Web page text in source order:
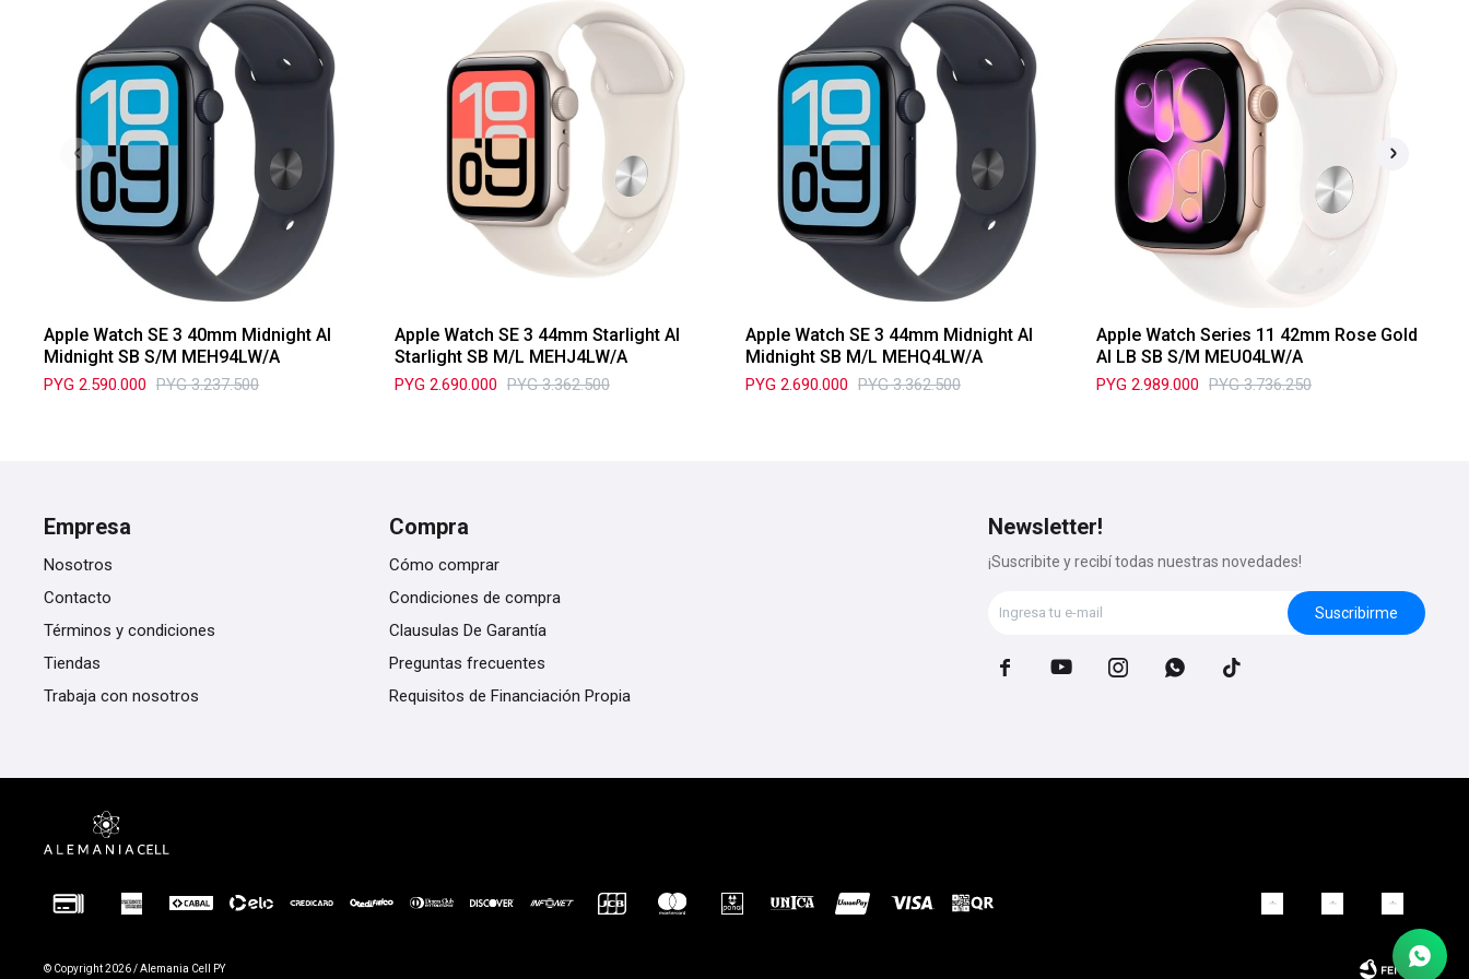
Apple Watch SE 3 40mm Midnight Al
Midnight SB S/M MEH94LW/A
PYG 2.590.000 PYG 3.237.500
Apple Watch SE 3 44mm Starlight Al
Starlight SB M/L MEHJ4LW/A
PYG 2.690.000 PYG 3.362.500
Apple Watch SE 3 44mm Midnight Al
Midnight SB M/L MEHQ4LW/A
PYG 2.690.000 PYG 3.362.500
Apple Watch Series 11 42mm Rose Gold
Al LB SB S/M MEU04LW/A
PYG 2.989.000 PYG 3.736.250
Empresa
Nosotros
Contacto
Términos y condiciones
Tiendas
Trabaja con nosotros
Compra
Cómo comprar
Condiciones de compra
Clausulas De Garantía
Preguntas frecuentes
Requisitos de Financiación Propia
Newsletter!
¡Suscribite y recibí todas nuestras novedades!
Suscribirme
    
© Copyright 2026 / Alemania Cell PY